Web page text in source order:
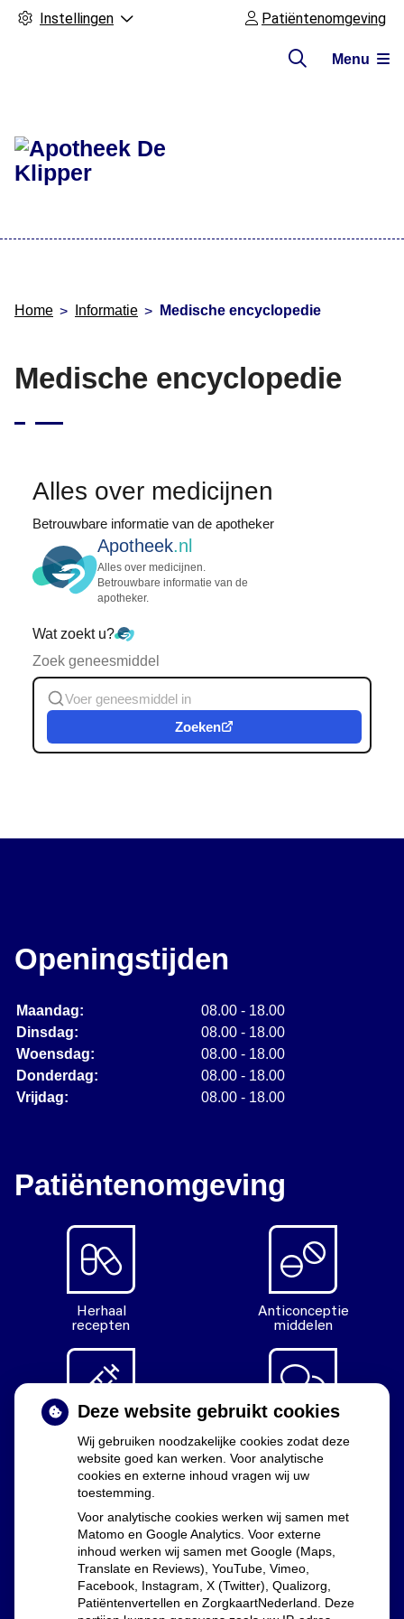
Instellingen Patiëntenomgeving
Menu
Home Informatie Medische encyclopedie
Medische encyclopedie
Alles over medicijnen
Betrouwbare informatie van de apotheker
Apotheek.nl
Alles over medicijnen.
Betrouwbare informatie van de
apotheker.
Wat zoekt u?
Zoek geneesmiddel
Zoeken
Openingstijden
Maandag:
08.00 - 18.00
Dinsdag:
08.00 - 18.00
Woensdag:
08.00 - 18.00
Donderdag:
08.00 - 18.00
Vrijdag:
08.00 - 18.00
Patiëntenomgeving
Herhaal
recepten
Anticonceptie
middelen
Diabetes
middelen
Vragen
stellen
Uw apothekers
Lia Dekker, Marijn Westphal en Floor Groenewald
Deze website gebruikt cookies
Wij gebruiken noodzakelijke cookies zodat deze
website goed kan werken. Voor analytische
cookies en externe inhoud vragen wij uw
toestemming.
Voor analytische cookies werken wij samen met
Matomo en Google Analytics. Voor externe
inhoud werken wij samen met Google (Maps,
Translate en Reviews), YouTube, Vimeo,
Facebook, Instagram, X (Twitter), Qualizorg,
Patiëntenvertellen en ZorgkaartNederland. Deze